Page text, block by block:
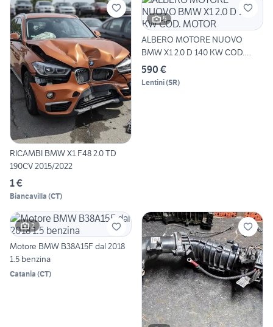
RICAMBI BMW X1 F48 2.0 TD
190CV 2015/2022
1 €
Biancavilla (CT)
5
ALBERO MOTORE NUOVO
BMW X1 2.0 D 140 KW COD.
MOTOR
590 €
Lentini(SR)
2
Motore BMW B38A15F dal 2018
1.5 benzina
Catania (CT)